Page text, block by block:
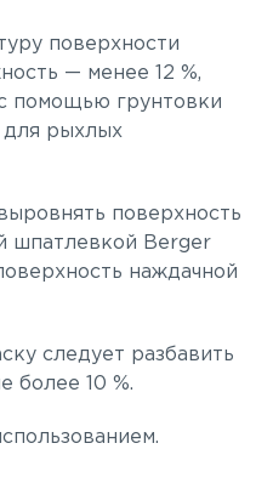
поверхности
— менее 12 %,
помощью грунтовки
рыхлых
поверхность
шпатлевкой Berger
наждачной
следует разбавить
более 10 %.